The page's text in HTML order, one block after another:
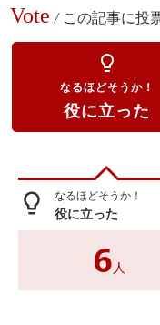
Vote / この記事に投
lightbulb_outline
なるほどそうか！
役に立った
lightbulb_outline なるほどそうか！
役に立った
6人